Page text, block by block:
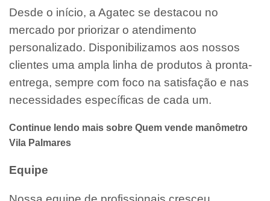
Desde o início, a Agatec se destacou no
mercado por priorizar o atendimento
personalizado. Disponibilizamos aos nossos
clientes uma ampla linha de produtos à pronta-
entrega, sempre com foco na satisfação e nas
necessidades específicas de cada um.
Continue lendo mais sobre Quem vende manômetro
Vila Palmares
Equipe